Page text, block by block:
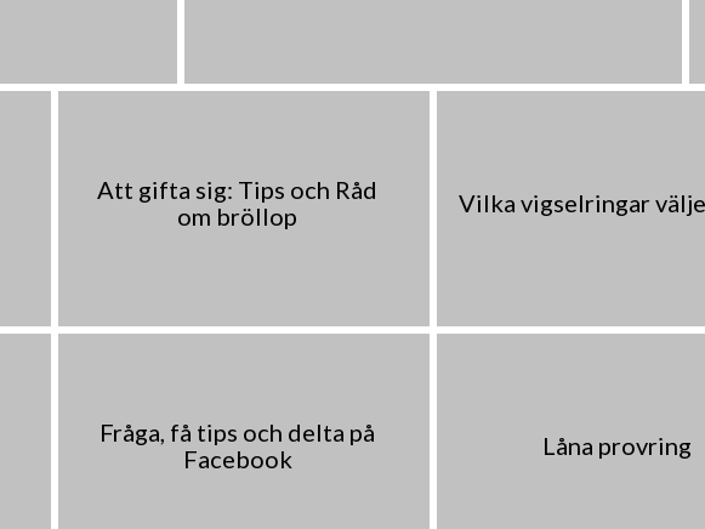
Att gifta sig: Tips och Råd
om bröllop
Vilka vigselringar
Fråga, få tips och delta på
Facebook
Låna provring